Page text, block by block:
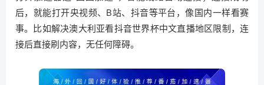
后，就能打开央视频、B站、抖音等平台，像国内一样看赛
事。比如解决澳大利亚看抖音世界杯中文直播地区限制，连
接后直接刷内容，无任何障碍。